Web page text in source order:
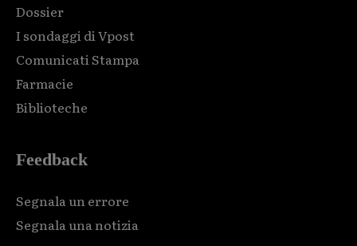
Dossier
I sondaggi di Vpost
Comunicati Stampa
Farmacie
Biblioteche
Feedback
Segnala un errore
Segnala una notizia